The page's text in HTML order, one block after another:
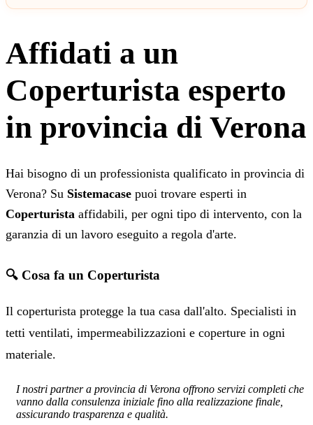
Affidati a un
Coperturista esperto
in provincia di Verona
Hai bisogno di un professionista qualificato in provincia di
Verona? Su Sistemacase puoi trovare esperti in
Coperturista affidabili, per ogni tipo di intervento, con la
garanzia di un lavoro eseguito a regola d'arte.
🔍 Cosa fa un Coperturista
Il coperturista protegge la tua casa dall'alto. Specialisti in
tetti ventilati, impermeabilizzazioni e coperture in ogni
materiale.
I nostri partner a provincia di Verona offrono servizi completi che
vanno dalla consulenza iniziale fino alla realizzazione finale,
assicurando trasparenza e qualità.